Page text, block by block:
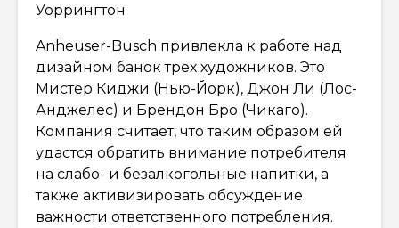
Уоррингтон
Anheuser-Busch привлекла к работе над
дизайном банок трех художников. Это
Мистер Киджи (Нью-Йорк), Джон Ли (Лос-
Анджелес) и Брендон Бро (Чикаго).
Компания считает, что таким образом ей
удастся обратить внимание потребителя
на слабо- и безалкогольные напитки, а
также активизировать обсуждение
важности ответственного потребления.